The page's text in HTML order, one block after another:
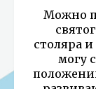
Можно
столяра
могу